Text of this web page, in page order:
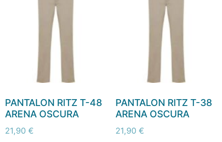
PANTALON RITZ T-48
ARENA OSCURA
21,90 €
PANTALON RITZ T-38
ARENA OSCURA
21,90 €